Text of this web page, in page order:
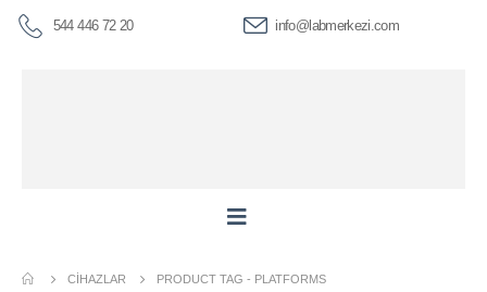
544 446 72 20 info@labmerkezi.com
CIHAZLAR PRODUCT TAG - PLATFORMS